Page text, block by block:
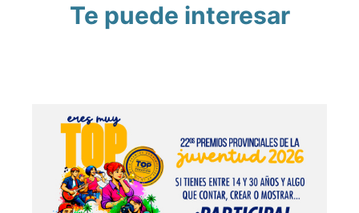
Te puede interesar